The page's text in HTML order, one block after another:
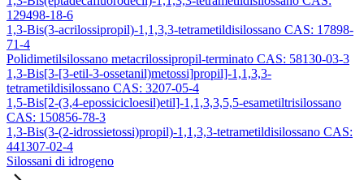
129498-18-6
1,3-Bis(3-acrilossipropil)-1,1,3,3-tetrametildisilossano CAS: 17898-
71-4
Polidimetilsilossano metacrilossipropil-terminato CAS: 58130-03-3
1,3-Bis[3-[3-etil-3-ossetanil)metossi]propil]-1,1,3,3-
tetrametildisilossano CAS: 3207-05-4
1,5-Bis[2-(3,4-epossicicloesil)etil]-1,1,3,3,5,5-esametiltrisilossano
CAS: 150856-78-3
1,3-Bis(3-(2-idrossietossi)propil)-1,1,3,3-tetrametildisilossano CAS:
441307-02-4
Silossani di idrogeno